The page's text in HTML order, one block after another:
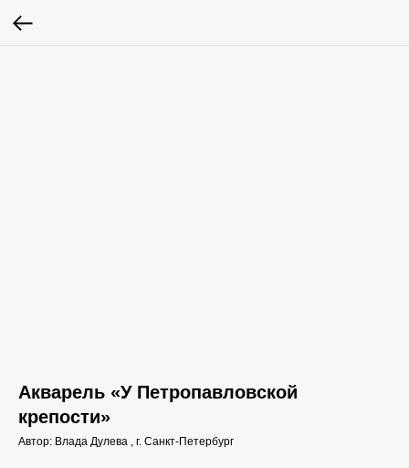
Акварель «У Петропавловской
крепости»‎
Автор: Влада Дулева , г. Санкт-Петербург